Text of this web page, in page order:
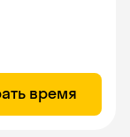
время